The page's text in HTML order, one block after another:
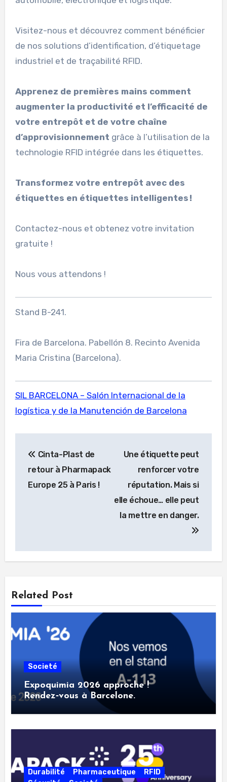
Visitez-nous et découvrez comment bénéficier
de nos solutions d’identification, d’étiquetage
industriel et de traçabilité RFID.
Apprenez de premières mains comment
augmenter la productivité et l’efficacité de
votre entrepôt et de votre chaîne
d’approvisionnement grâce à l’utilisation de la
technologie RFID intégrée dans les étiquettes.
Transformez votre entrepôt avec des
étiquettes en étiquettes intelligentes !
Contactez-nous et obtenez votre invitation
gratuite !
Nous vous attendons !
Stand B-241.
Fira de Barcelona. Pabellón 8. Recinto Avenida
Maria Cristina (Barcelona).
SIL BARCELONA – Salón Internacional de la
logística y de la Manutención de Barcelona
de
l’article
Cinta-Plast de
retour à Pharmapack
Europe 25 à Paris !
Une étiquette peut
renforcer votre
réputation. Mais si
elle échoue… elle peut
la mettre en danger.
Related Post
Societé
Expoquimia 2026 approche !
Rendez‑vous à Barcelone.
Durabilité Pharmaceutique
RFID